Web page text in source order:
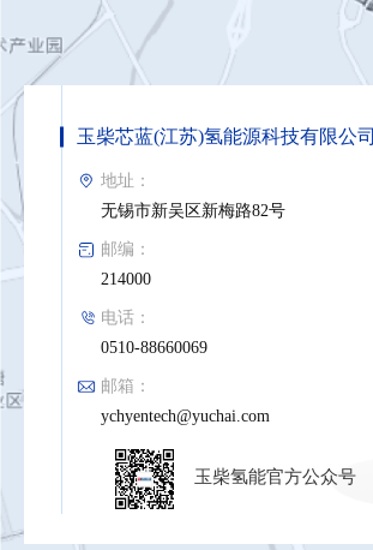
玉柴芯蓝(江苏)氢能源科技有限公司
地址：
无锡市新吴区新梅路82号
邮编：
214000
电话：
0510-88660069
邮箱：
ychyentech@yuchai.com
玉柴氢能官方公众号